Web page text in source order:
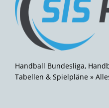
Handball Bundesliga,
Tabellen & Spielpläne »